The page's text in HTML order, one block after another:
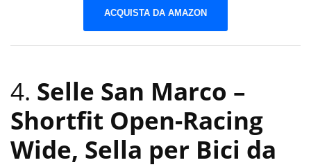
ACQUISTA DA AMAZON
4. Selle San Marco –
Shortfit Open-Racing
Wide, Sella per Bici da